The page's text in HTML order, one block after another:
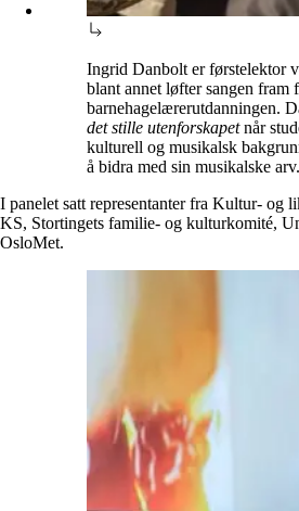
Ingrid Danbolt er førstelektor
blant annet løfter sangen fram
barnehagelærerutdanningen.
det stille utenforskapetnår
kulturell og musikalsk
å bidra med sin musikalske arv.
I panelet satt representanter fra Kultur- og
KS, Stortingets familie- og kulturkomité,
OsloMet.